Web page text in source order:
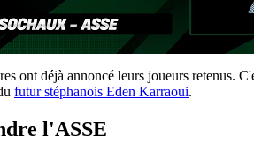
ont déjà annoncé leurs joueurs retenus.
futur stéphanois Eden Karraoui.
l'ASSE